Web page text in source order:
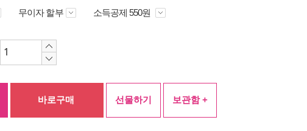
무이자 할부 소득공제 550원
바로구매 선물하기 보관함 +